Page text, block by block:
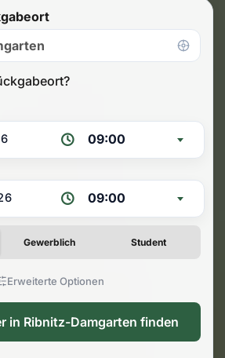
09:00
09:00
Gewerblich Student
Erweiterte Optionen
in Ribnitz-Damgarten finden